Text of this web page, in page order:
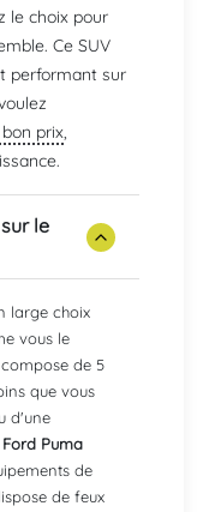
le choix pour
Ce SUV
performant sur
prix,
le
large choix
vous le
de 5
que vous
d'une
Ford Puma
de
de feux